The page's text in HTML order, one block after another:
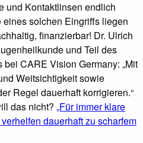
und Kontaktlinsen endlich
solchen Eingriffs liegen
finanzierbar! Dr. Ulrich
und Teil des
CARE Vision Germany: „Mit
Weitsichtigkeit sowie
Regel dauerhaft korrigieren.“
das nicht? „Für immer klare
dauerhaft zu scharfem